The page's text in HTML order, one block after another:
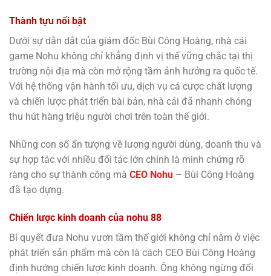
Thành tựu nổi bật
Dưới sự dẫn dắt của giám đốc Bùi Công Hoàng, nhà cái
game Nohu không chỉ khẳng định vị thế vững chắc tại thị
trường nội địa mà còn mở rộng tầm ảnh hưởng ra quốc tế.
Với hệ thống vận hành tối ưu, dịch vụ cá cược chất lượng
và chiến lược phát triển bài bản, nhà cái đã nhanh chóng
thu hút hàng triệu người chơi trên toàn thế giới.
Những con số ấn tượng về lượng người dùng, doanh thu và
sự hợp tác với nhiều đối tác lớn chính là minh chứng rõ
ràng cho sự thành công mà CEO Nohu – Bùi Công Hoàng
đã tạo dựng.
Chiến lược kinh doanh của nohu 88
Bí quyết đưa Nohu vươn tầm thế giới không chỉ nằm ở việc
phát triển sản phẩm mà còn là cách CEO Bùi Công Hoàng
định hướng chiến lược kinh doanh. Ông không ngừng đổi